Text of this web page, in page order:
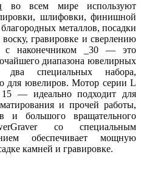
во всем мире используют
шлифовки, финишной
металлов, посадки
гравировке и сверлению
наконечником _30 — это
диапазона ювелирных
два специальных набора,
для ювелиров. Мотор серии L
— идеально подходит для
и прочей работы,
и большого вращательного
со специальным
обеспечивает мощную
камней и гравировке.